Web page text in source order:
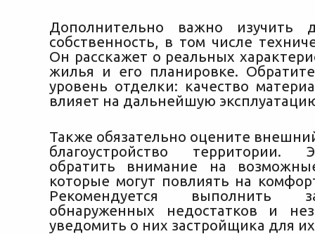
Дополнительно важно изучить
собственность, в том числе
Он расскажет о реальных
жилья и его планировке.
уровень отделки: качество
влияет на дальнейшую
Также обязательно оцените
благоустройство территории.
обратить внимание на
которые могут повлиять на
Рекомендуется выполнить
обнаруженных недостатков и
уведомить о них застройщика для